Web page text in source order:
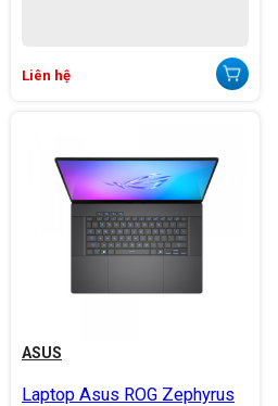
Liên hệ
ASUS
Laptop Asus ROG Zephyrus